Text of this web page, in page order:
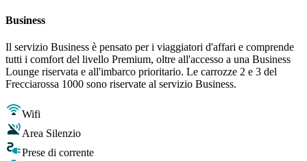
Business
Il servizio Business è pensato per i viaggiatori d'affari e comprende
tutti i comfort del livello Premium, oltre all'accesso a una Business
Lounge riservata e all'imbarco prioritario. Le carrozze 2 e 3 del
Frecciarossa 1000 sono riservate al servizio Business.
Wifi
Area Silenzio
Prese di corrente